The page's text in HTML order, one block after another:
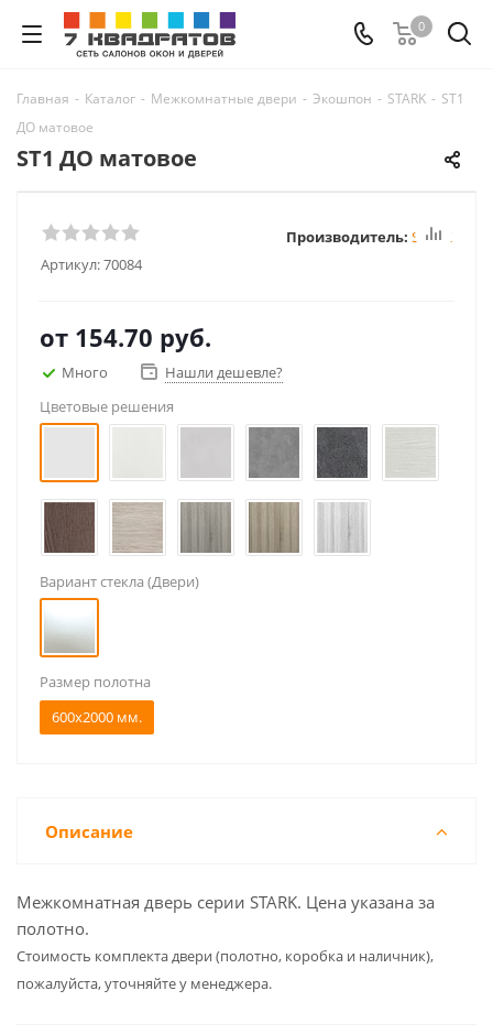
0
Главная - Каталог - Межкомнатные двери - Экошпон - STARK - ST1
ДО матовое
ST1 ДО матовое
Артикул:70084
Производитель: STARK
от 154.70 руб.
Много
Нашли дешевле?
Цветовые решения
Вариант стекла (Двери)
Размер полотна
600x2000 мм.
Описание
Межкомнатная дверь серии STARK. Цена указана за
полотно.
Cтоимость комплекта двери (полотно, коробка и наличник),
пожалуйста, уточняйте у менеджера.